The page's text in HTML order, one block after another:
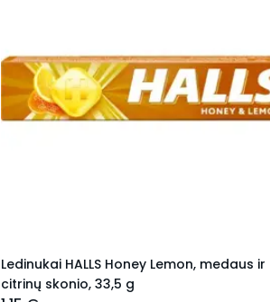
Ledinukai HALLS Honey Lemon, medaus ir
citrinų skonio, 33,5 g